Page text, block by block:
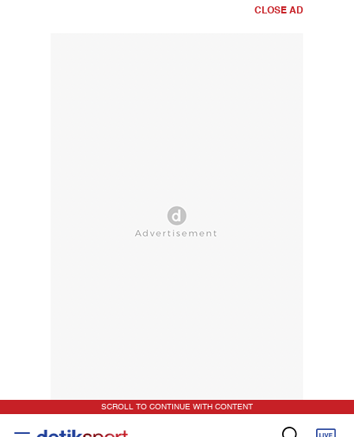
CLOSE AD
SCROLL TO CONTINUE WITH CONTENT